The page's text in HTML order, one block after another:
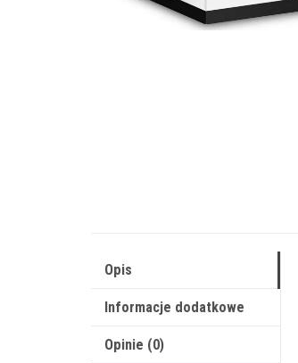
Opis
Informacje dodatkowe
Opinie (0)